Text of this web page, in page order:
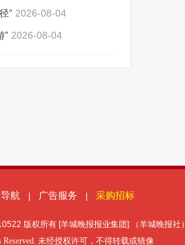
航 广告服务 采购招标
版权所有 [羊城晚报报业集团] （羊城晚报社）
Reserved. 未经授权许可，不得转载或镜像